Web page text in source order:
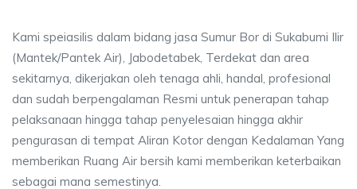
Kami speiasilis dalam bidang jasa Sumur Bor di Sukabumi Ilir
(Mantek/Pantek Air), Jabodetabek, Terdekat dan area
sekitarnya, dikerjakan oleh tenaga ahli, handal, profesional
dan sudah berpengalaman Resmi untuk penerapan tahap
pelaksanaan hingga tahap penyelesaian hingga akhir
pengurasan di tempat Aliran Kotor dengan Kedalaman Yang
memberikan Ruang Air bersih kami memberikan keterbaikan
sebagai mana semestinya.